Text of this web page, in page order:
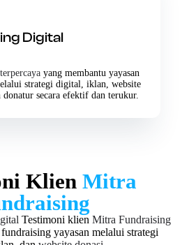
Digital
yang membantu yayasan
strategi digital, iklan, website
donatur secara efektif dan terukur.
Klien Mitra
Testimoni klien Mitra Fundraising
yayasan melalui strategi